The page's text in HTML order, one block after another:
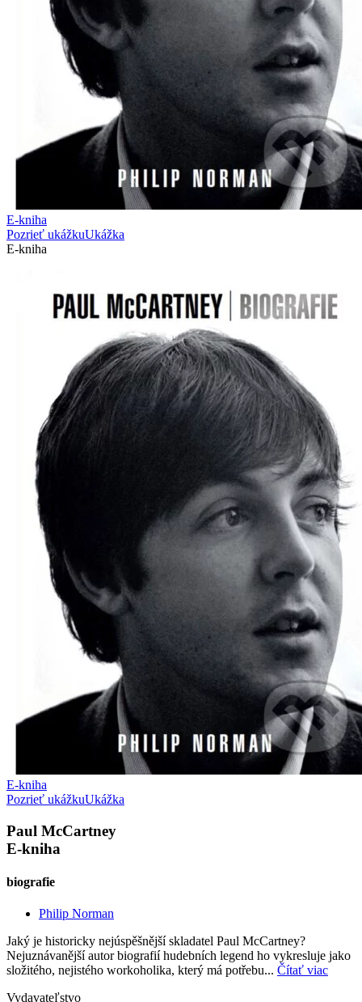
E-kniha
Pozrieť ukážkuUkážka
E-kniha
E-kniha
Pozrieť ukážkuUkážka
Paul McCartney
E-kniha
biografie
Philip Norman
Jaký je historicky nejúspěšnější skladatel Paul McCartney?
Nejuznávanější autor biografií hudebních legend ho vykresluje jako
složitého, nejistého workoholika, který má potřebu... Čítať viac
Vydavateľstvo